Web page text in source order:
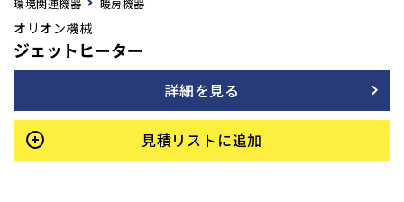
オリオン機械
ジェットヒーター
詳細を見る
見積リストに追加